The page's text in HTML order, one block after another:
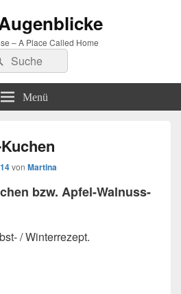
– A Place Called Home
Suchen
Menü
von Martina
bzw. Apfel-Walnuss-
/ Winterrezept.